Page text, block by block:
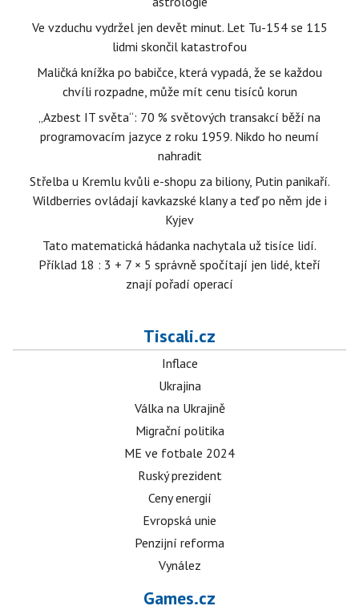
Ve vzduchu vydržel jen devět minut. Let Tu-154 se 115
lidmi skončil katastrofou
Maličká knížka po babičce, která vypadá, že se každou
chvíli rozpadne, může mít cenu tisíců korun
„Azbest IT světa“: 70 % světových transakcí běží na
programovacím jazyce z roku 1959. Nikdo ho neumí
nahradit
Střelba u Kremlu kvůli e-shopu za biliony, Putin panikaří.
Wildberries ovládají kavkazské klany a teď po něm jde i
Kyjev
Tato matematická hádanka nachytala už tisíce lidí.
Příklad 18 : 3 + 7 × 5 správně spočítají jen lidé, kteří
znají pořadí operací
Tiscali.cz
Inflace
Ukrajina
Válka na Ukrajině
Migrační politika
ME ve fotbale 2024
Ruský prezident
Ceny energií
Evropská unie
Penzijní reforma
Vynález
Games.cz